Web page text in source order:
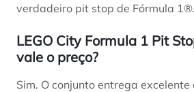
verdadeiro pit stop de Fórmula 1®.
LEGO City Formula 1 Pit
vale o preço?
Sim. O conjunto entrega